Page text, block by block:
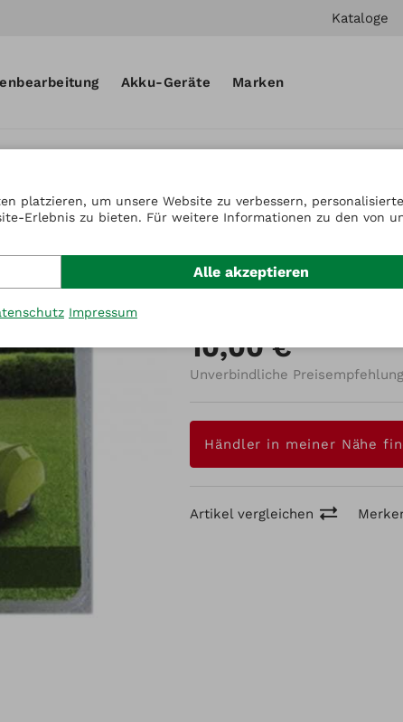
Kataloge
Akku-Geräte Marken
Messersatz
3 Stk
10,00 €
Unverbindliche
Händler in meiner Nähe
Artikel vergleichen
platzieren, um unsere Website zu verbessern, personalisierte
Erlebnis zu bieten. Für weitere Informationen zu den von
Alle akzeptieren
Impressum